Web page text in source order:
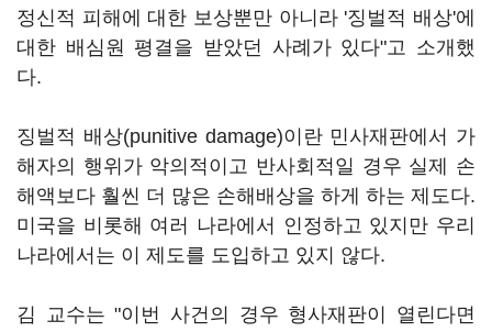
정신적 피해에 대한 보상뿐만 아니라 '징벌적 배상'에
대한 배심원 평결을 받았던 사례가 있다"고 소개했
다.
징벌적 배상(punitive damage)이란 민사재판에서 가
해자의 행위가 악의적이고 반사회적일 경우 실제 손
해액보다 훨씬 더 많은 손해배상을 하게 하는 제도다.
미국을 비롯해 여러 나라에서 인정하고 있지만 우리
나라에서는 이 제도를 도입하고 있지 않다.
김 교수는 "이번 사건의 경우 형사재판이 열린다면